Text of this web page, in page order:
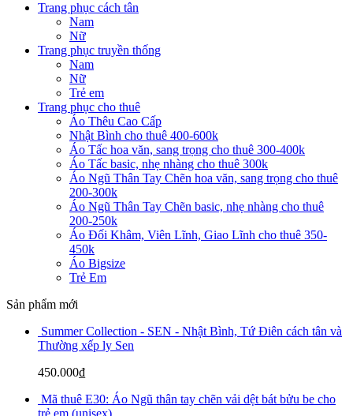
Trang phục cách tân
Nam
Nữ
Trang phục truyền thống
Nam
Nữ
Trẻ em
Trang phục cho thuê
Áo Thêu Cao Cấp
Nhật Bình cho thuê 400-600k
Áo Tấc hoa văn, sang trọng cho thuê 300-400k
Áo Tấc basic, nhẹ nhàng cho thuê 300k
Áo Ngũ Thân Tay Chẽn hoa văn, sang trọng cho thuê
200-300k
Áo Ngũ Thân Tay Chẽn basic, nhẹ nhàng cho thuê
200-250k
Áo Đối Khâm, Viên Lĩnh, Giao Lĩnh cho thuê 350-
450k
Áo Bigsize
Trẻ Em
Sản phẩm mới
Summer Collection - SEN - Nhật Bình, Tứ Điên cách tân và
Thường xếp ly Sen
450.000₫
Mã thuê E30: Áo Ngũ thân tay chẽn vải dệt bát bửu be cho
trẻ em (unisex)